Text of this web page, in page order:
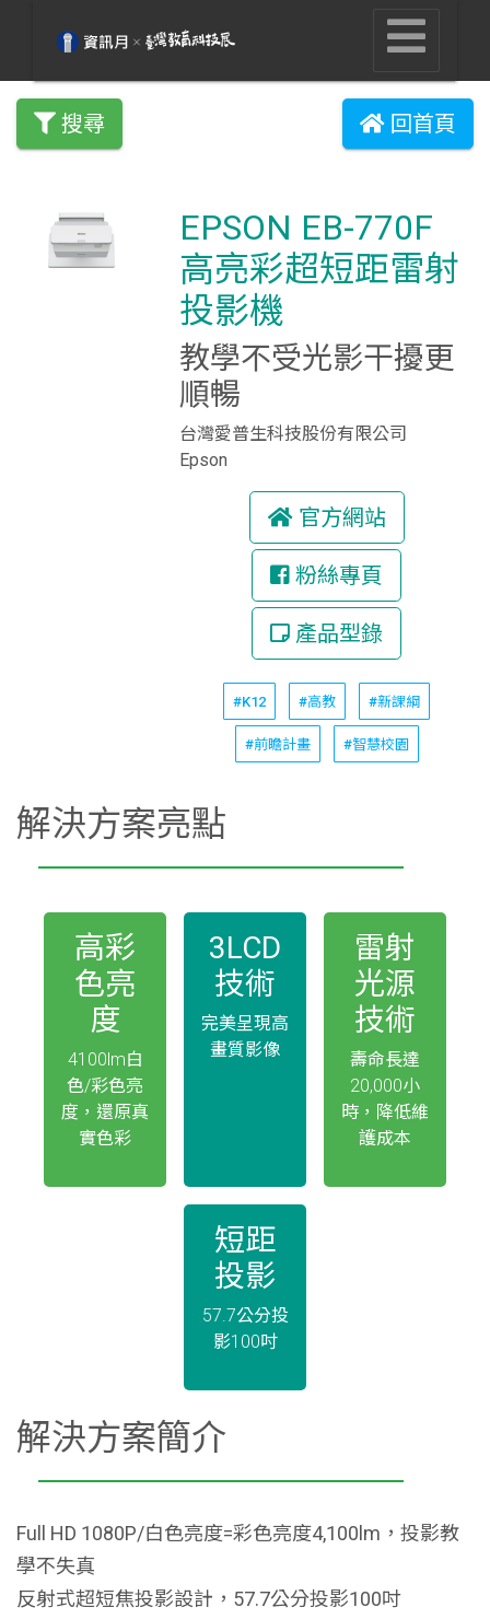
搜尋 回首頁
EPSON EB-770F
高亮彩超短距雷射
投影機
教學不受光影干擾更
順暢
台灣愛普生科技股份有限公司
Epson
官方網站
粉絲專頁
產品型錄
#K12 #高教 #新課綱
#前瞻計畫 #智慧校園
解決方案亮點
高彩
色亮
度
4100lm白
色/彩色亮
度，還原真
實色彩
3LCD
技術
完美呈現高
畫質影像
雷射
光源
技術
壽命長達
20,000小
時，降低維
護成本
短距
投影
57.7公分投
影100吋
解決方案簡介
Full HD 1080P/白色亮度=彩色亮度4,100lm，投影教
學不失真
反射式超短焦投影設計，57.7公分投影100吋